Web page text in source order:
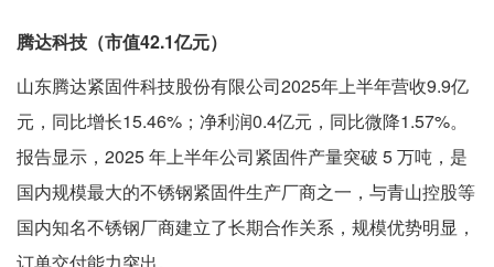
腾达科技（市值42.1亿元）
山东腾达紧固件科技股份有限公司2025年上半年营收9.9亿
元，同比增长15.46%；净利润0.4亿元，同比微降1.57%。
报告显示，2025 年上半年公司紧固件产量突破 5 万吨，是
国内规模最大的不锈钢紧固件生产厂商之一，与青山控股等
国内知名不锈钢厂商建立了长期合作关系，规模优势明显，
订单交付能力突出。